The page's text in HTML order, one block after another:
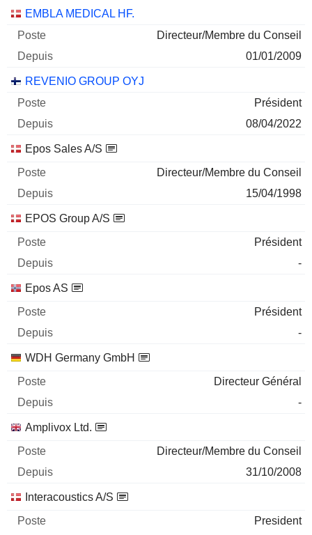
Sociétés Poste Début
EMBLA MEDICAL HF.
Directeur/Membre du Conseil
01/01/2009
REVENIO GROUP OYJ
Président
08/04/2022
Epos Sales A/S
Directeur/Membre du Conseil
15/04/1998
EPOS Group A/S
Président
-
Epos AS
Président
-
WDH Germany GmbH
Directeur Général
-
Amplivox Ltd.
Directeur/Membre du Conseil
31/10/2008
Interacoustics A/S
President